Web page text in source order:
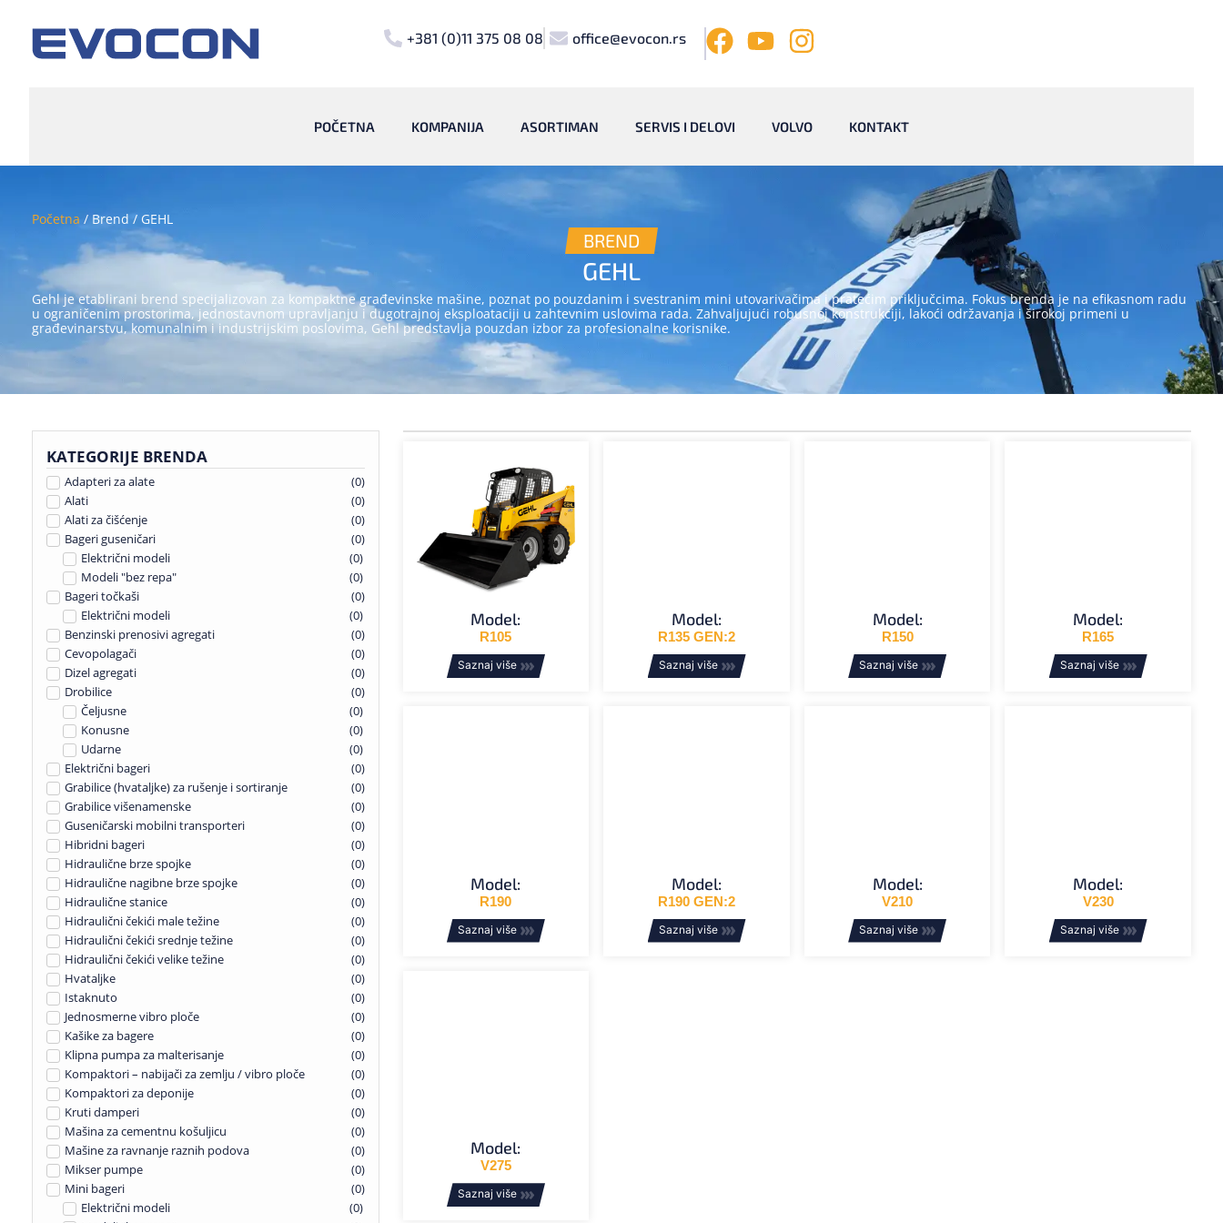
+381 (0)11 375 08 08 office@evocon.rs
POČETNA KOMPANIJA ASORTIMAN SERVIS I DELOVI VOLVO KONTAKT
Početna / Brend / GEHL
BREND
GEHL
Gehl je etablirani brend specijalizovan za kompaktne građevinske mašine, poznat po pouzdanim i svestranim mini utovarivačima i pratećim priključcima. Fokus brenda je na efikasnom radu
u ograničenim prostorima, jednostavnom upravljanju i dugotrajnoj eksploataciji u zahtevnim uslovima rada. Zahvaljujući robusnoj konstrukciji, lakoći održavanja i širokoj primeni u
građevinarstvu, komunalnim i industrijskim poslovima, Gehl predstavlja pouzdan izbor za profesionalne korisnike.
KATEGORIJE BRENDA
Adapteri za alate (0)
Alati
(0)
Alati za čišćenje
(0)
Bageri guseničari
(0)
Električni modeli
(0)
Modeli "bez repa"
(0)
Bageri točkaši
(0)
Električni modeli
(0)
Benzinski prenosivi agregati
(0)
Cevopolagači
(0)
Dizel agregati
(0)
Drobilice
(0)
Čeljusne
(0)
Konusne
(0)
Udarne
(0)
Električni bageri
(0)
Grabilice (hvataljke) za rušenje i sortiranje
(0)
Grabilice višenamenske
(0)
Guseničarski mobilni transporteri
(0)
Hibridni bageri
(0)
Hidraulične brze spojke
(0)
Hidraulične nagibne brze spojke
(0)
Hidraulične stanice
(0)
Hidraulični čekići male težine
(0)
Hidraulični čekići srednje težine
(0)
Hidraulični čekići velike težine
(0)
Hvataljke
(0)
Istaknuto
(0)
Jednosmerne vibro ploče
(0)
Kašike za bagere
(0)
Klipna pumpa za malterisanje
(0)
Kompaktori – nabijači za zemlju / vibro ploče
(0)
Kompaktori za deponije
(0)
Kruti damperi
(0)
Mašina za cementnu košuljicu
(0)
Mašine za ravnanje raznih podova
(0)
Mikser pumpe
(0)
Mini bageri
(0)
Električni modeli
(0)
Model:
R105
Saznaj više
Model:
R135 GEN:2
Saznaj više
Model:
R150
Saznaj više
Model:
R165
Saznaj više
Model:
R190
Saznaj više
Model:
R190 GEN:2
Saznaj više
Model:
V210
Saznaj više
Model:
V230
Saznaj više
Model:
V275
Saznaj više